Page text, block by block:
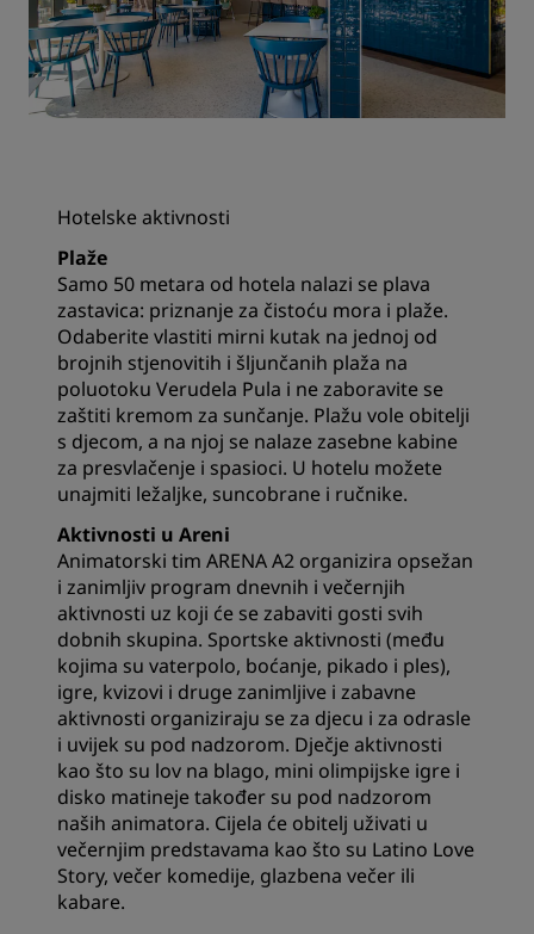
Hotelske aktivnosti
Plaže
Samo 50 metara od hotela nalazi se plava
zastavica: priznanje za čistoću mora i plaže.
Odaberite vlastiti mirni kutak na jednoj od
brojnih stjenovitih i šljunčanih plaža na
poluotoku Verudela Pula i ne zaboravite se
zaštiti kremom za sunčanje. Plažu vole obitelji
s djecom, a na njoj se nalaze zasebne kabine
za presvlačenje i spasioci. U hotelu možete
unajmiti ležaljke, suncobrane i ručnike.
Aktivnosti u Areni
Animatorski tim ARENA A2 organizira opsežan
i zanimljiv program dnevnih i večernjih
aktivnosti uz koji će se zabaviti gosti svih
dobnih skupina. Sportske aktivnosti (među
kojima su vaterpolo, boćanje, pikado i ples),
igre, kvizovi i druge zanimljive i zabavne
aktivnosti organiziraju se za djecu i za odrasle
i uvijek su pod nadzorom. Dječje aktivnosti
kao što su lov na blago, mini olimpijske igre i
disko matineje također su pod nadzorom
naših animatora. Cijela će obitelj uživati u
večernjim predstavama kao što su Latino Love
Story, večer komedije, glazbena večer ili
kabare.